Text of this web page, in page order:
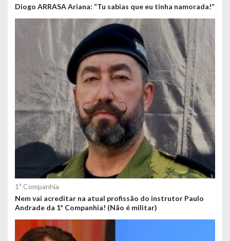
Diogo ARRASA Ariana: “Tu sabias que eu tinha namorada!”
1ª Companhia
Nem vai acreditar na atual profissão do instrutor Paulo
Andrade da 1ª Companhia! (Não é militar)